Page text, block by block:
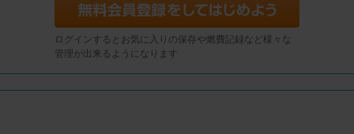
ログインするとお気に入りの保存や燃費記録など様々な
管理が出来るようになります